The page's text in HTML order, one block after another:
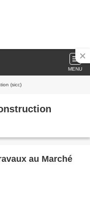
MENU
(sicc)
au Marché